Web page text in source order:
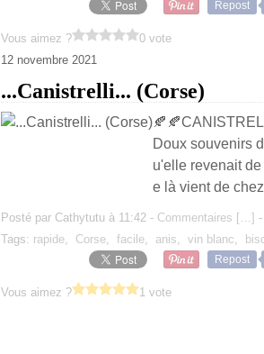
Repost
Vous aimez ?
0 vote
12 novembre 2021
...Canistrelli... (Corse)
Doux souvenirs
u'elle revenait
e là vient de
Posté par Cathytutu à 11:42 - Commentaires [ …]
Tags: rapide, Corse, facile, anis, vin blanc,
Repost
Vous aimez ? 1 vote